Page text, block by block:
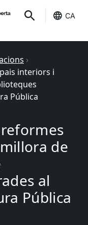
CA
›
interiors i
Pública
de
al
Pública